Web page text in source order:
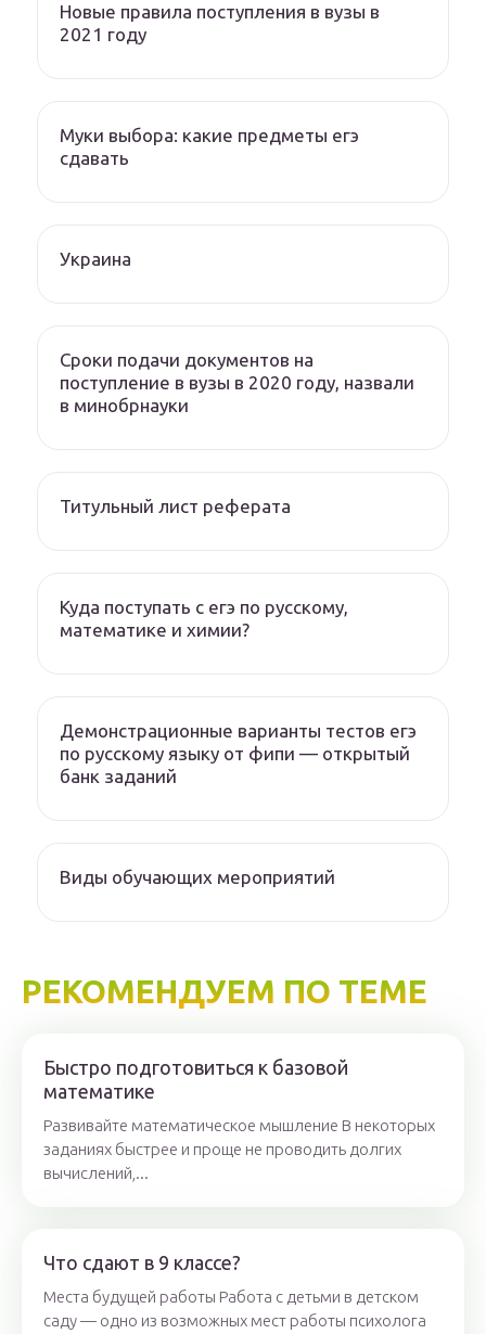
Новые правила поступления в вузы в
2021 году
Муки выбора: какие предметы егэ
сдавать
Украина
Сроки подачи документов на
поступление в вузы в 2020 году, назвали
в минобрнауки
Титульный лист реферата
Куда поступать с егэ по русскому,
математике и химии?
Демонстрационные варианты тестов егэ
по русскому языку от фипи — открытый
банк заданий
Виды обучающих мероприятий
РЕКОМЕНДУЕМ ПО ТЕМЕ
Быстро подготовиться к базовой
математике
Развивайте математическое мышление В некоторых
заданиях быстрее и проще не проводить долгих
вычислений,...
Что сдают в 9 классе?
Места будущей работы Работа с детьми в детском
саду — одно из возможных мест работы психолога